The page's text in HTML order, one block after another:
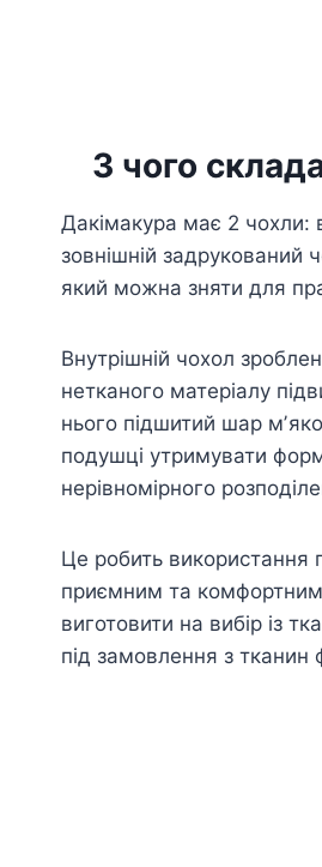
З чого
Дакімакура має 2 чохли:
зовнішній
який можна зняти для
Внутрішній чохол
нетканого матеріалу
нього підшитий шар
подушці утримувати
нерівномірного
Це робить використання
приємним та
виготовити на вибір із
під замовлення з